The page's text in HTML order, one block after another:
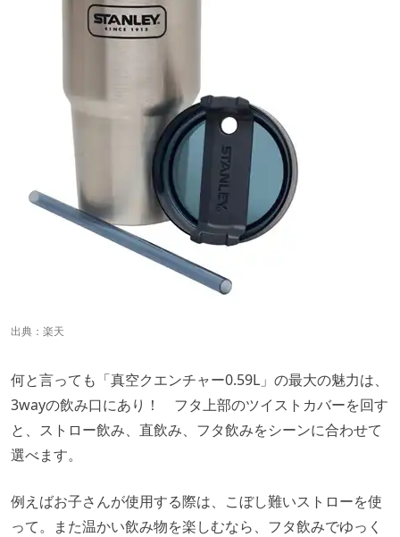
出典： 楽天
何と言っても「真空クエンチャー0.59L」の最大の魅力は、
3wayの飲み口にあり！ フタ上部のツイストカバーを回す
と、ストロー飲み、直飲み、フタ飲みをシーンに合わせて
選べます。
例えばお子さんが使用する際は、こぼし難いストローを使
って。また温かい飲み物を楽しむなら、フタ飲みでゆっく